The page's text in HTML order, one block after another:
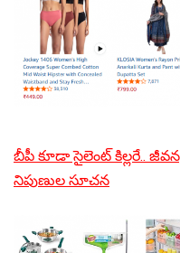
బీపీ కూడా సైలెంట్ కిల్లరే..
నిపుణుల సూచన